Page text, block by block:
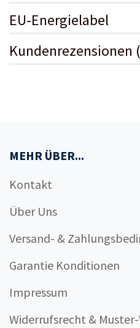
EU-Energielabel
Kundenrezensionen
MEHR ÜBER...
Kontakt
Über Uns
Versand- &
Garantie Konditionen
Impressum
Widerrufsrecht &